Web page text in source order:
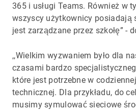
365 i usługi Teams. Również w
wszyscy użytkownicy posiadają
jest zarządzane przez szkołę” -
,,Wielkim wyzwaniem było dla
czasami bardzo
które jest potrzebne w
technicznej. Dla przykładu, do
musimy symulować sieciowe